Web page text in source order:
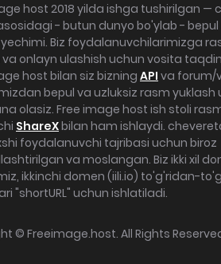
host 2018 yilda ishga tushirilgan —
- butun dunyo bo'ylab -
Biz foydalanuvchilarimizga
va onlayn ulashish uchun vosita
host bilan siz bizning API va forum/
bepul va uzluksiz rasm yuklash
olasiz. Free image host ish stoli
ShareXbilan ham ishlaydi.
foydalanuvchi tajribasi uchun biroz
va moslangan. Biz ikki xil
ikkinchi domen (iili.io) to'g'ridan-
"shortURL" uchun ishlatiladi.
© Freeimage.host. All Rights